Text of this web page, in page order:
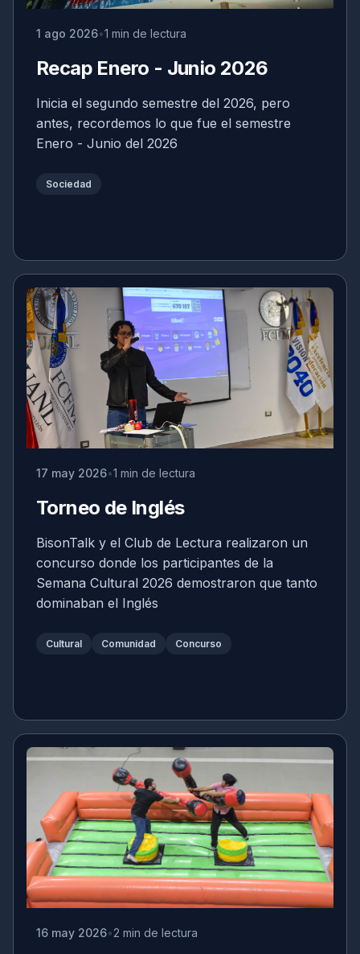
1 ago 2026 1 min de lectura
Recap Enero - Junio 2026
Inicia el segundo semestre del 2026, pero
antes, recordemos lo que fue el semestre
Enero - Junio del 2026
Sociedad
17 may 2026 1 min de lectura
Torneo de Inglés
BisonTalk y el Club de Lectura realizaron un
concurso donde los participantes de la
Semana Cultural 2026 demostraron que tanto
dominaban el Inglés
Cultural Comunidad Concurso
16 may 2026 2 min de lectura